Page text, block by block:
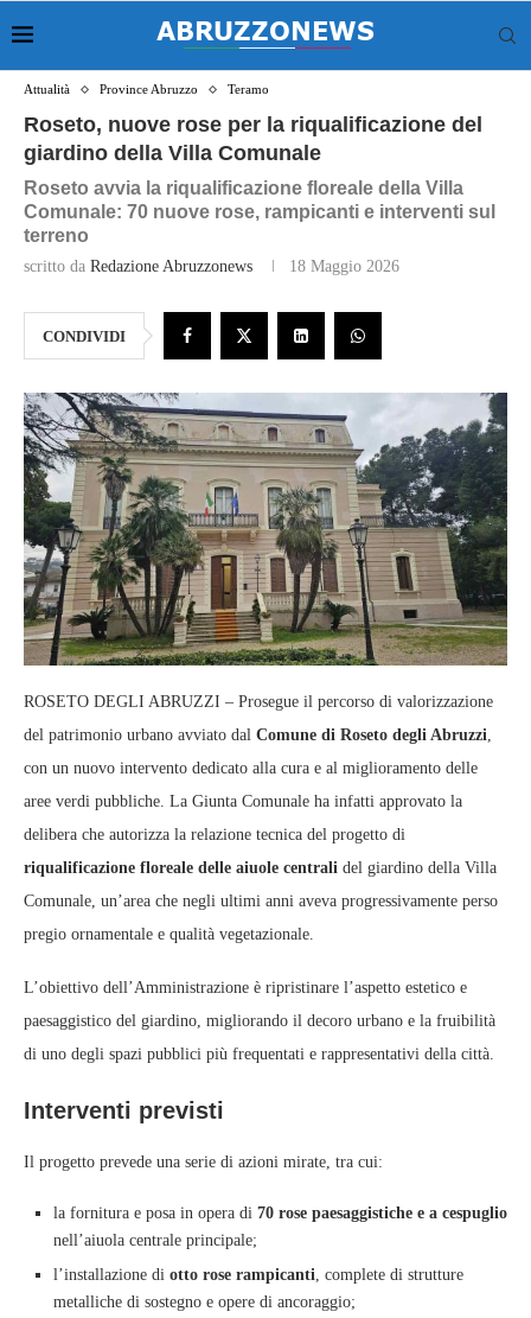
Attualità Province Abruzzo Teramo
Roseto, nuove rose per la riqualificazione del
giardino della Villa Comunale
Roseto avvia la riqualificazione floreale della Villa
Comunale: 70 nuove rose, rampicanti e interventi sul
terreno
scritto da Redazione Abruzzonews 18 Maggio 2026
CONDIVIDI
ROSETO DEGLI ABRUZZI – Prosegue il percorso di valorizzazione
del patrimonio urbano avviato dal Comune di Roseto degli Abruzzi,
con un nuovo intervento dedicato alla cura e al miglioramento delle
aree verdi pubbliche. La Giunta Comunale ha infatti approvato la
delibera che autorizza la relazione tecnica del progetto di
riqualificazione floreale delle aiuole centrali del giardino della Villa
Comunale, un’area che negli ultimi anni aveva progressivamente perso
pregio ornamentale e qualità vegetazionale.
L’obiettivo dell’Amministrazione è ripristinare l’aspetto estetico e
paesaggistico del giardino, migliorando il decoro urbano e la fruibilità
di uno degli spazi pubblici più frequentati e rappresentativi della città.
Interventi previsti
Il progetto prevede una serie di azioni mirate, tra cui:
la fornitura e posa in opera di 70 rose paesaggistiche e a cespuglio
nell’aiuola centrale principale;
l’installazione di otto rose rampicanti, complete di strutture
metalliche di sostegno e opere di ancoraggio;